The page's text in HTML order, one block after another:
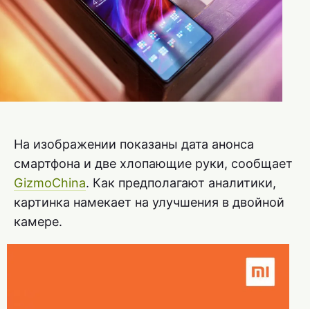
На изображении показаны дата анонса
смартфона и две хлопающие руки, сообщает
GizmoChina. Как предполагают аналитики,
картинка намекает на улучшения в двойной
камере.